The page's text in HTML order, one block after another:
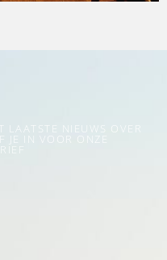
LAATSTE NIEUWS OVER
JE IN VOOR ONZE